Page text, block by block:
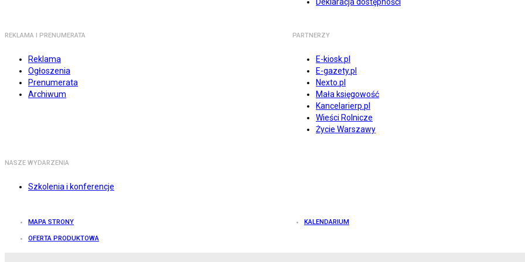
REKLAMA I PRENUMERATA
Reklama
Ogłoszenia
Prenumerata
Archiwum
PARTNERZY
E-kiosk.pl
E-gazety.pl
Nexto.pl
Mała księgowość
Kancelarierp.pl
Wieści Rolnicze
Życie Warszawy
NASZE WYDARZENIA
Szkolenia i konferencje
MAPA STRONY KALENDARIUM
OFERTA PRODUKTOWA